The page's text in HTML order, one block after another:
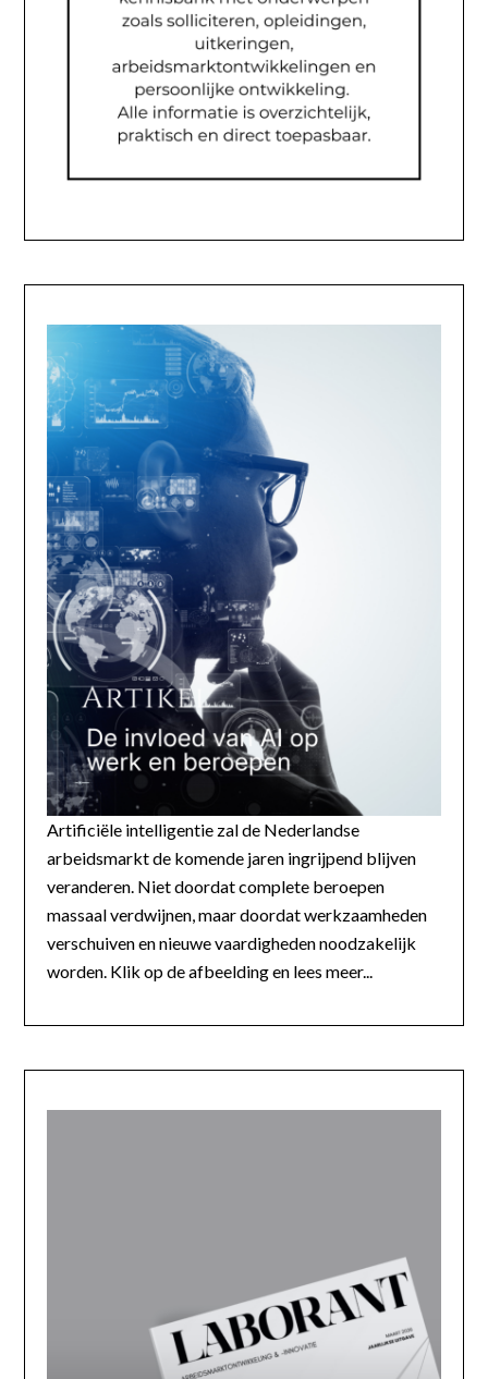
Artificiële intelligentie zal de Nederlandse
arbeidsmarkt de komende jaren ingrijpend blijven
veranderen. Niet doordat complete beroepen
massaal verdwijnen, maar doordat werkzaamheden
verschuiven en nieuwe vaardigheden noodzakelijk
worden. Klik op de afbeelding en lees meer...